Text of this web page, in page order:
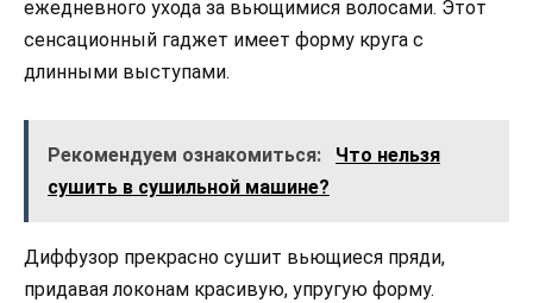
ежедневного ухода за вьющимися волосами. Этот
сенсационный гаджет имеет форму круга с
длинными выступами.
Рекомендуем ознакомиться:
Что нельзя
сушить в сушильной машине?
Диффузор прекрасно сушит вьющиеся пряди,
придавая локонам красивую, упругую форму.